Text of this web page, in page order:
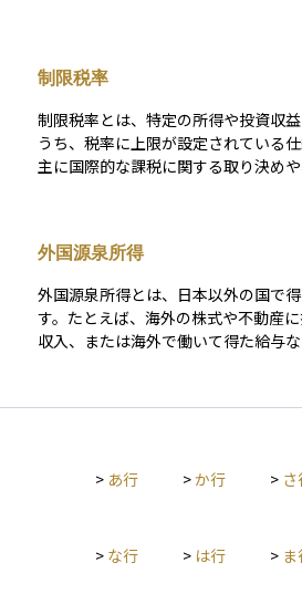
制限税率
制限税率とは、特定の所得や投資収
うち、税率に上限が設定されている
主に国際的な課税に関する取り決め
率が適用され、二重課税を防いだり、
する効果があります。資産運用にお
する実際の課税額を把握する上で重
外国源泉所得
外国源泉所得とは、日本以外の国で
す。たとえば、海外の株式や不動産
収入、または海外で働いて得た給与
あります。 ただし、すでに現地で税金を払っている場合は「外
この仕組みや所得の種類を理解して
> あ行 >か行 >
> な行 > は行 >